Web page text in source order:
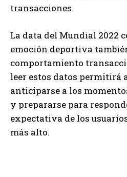
transacciones.
La data del Mundial 2022
emoción deportiva
comportamiento
leer estos datos permitirá
anticiparse a los
y prepararse para
expectativa de los
más alto.